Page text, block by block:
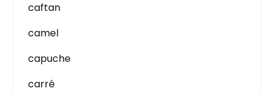
caftan
camel
capuche
carré